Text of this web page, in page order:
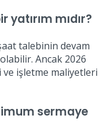
yatırım mıdır?
talebinin devam
Ancak 2026
ve işletme maliyetleri
sermaye